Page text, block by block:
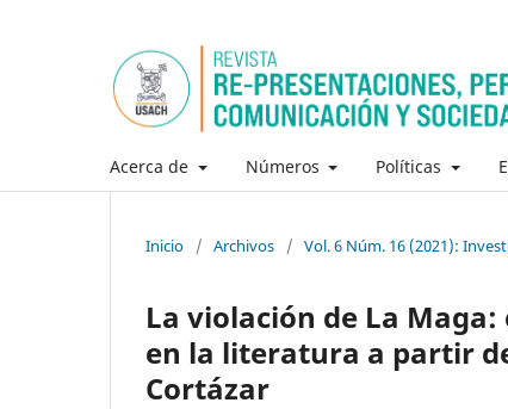
Acerca de Números Políticas
Inicio / Archivos / Vol. 6 Núm. 16 (2021):
La violación de La
en la literatura a partir
Cortázar